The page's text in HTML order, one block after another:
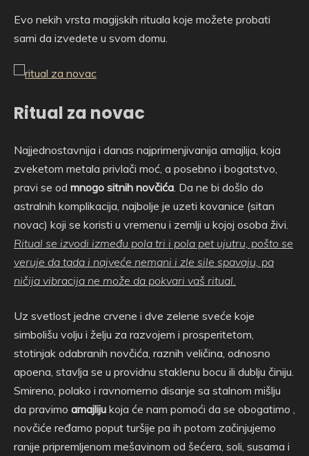
Evo nekih vrsta magijskih rituala koje možete probati
sami da izvedete u svom domu.
Ritual za novac
Najjednostavnija i danas najprimenjivanija amajlija, koja
zveketom metala privlači moć, a posebno i bogatstvo,
pravi se od mnogo sitnih novčića . Da ne bi došlo do
astralnih komplikacija, najbolje je uzeti kovanice (sitan
novac) koji se koristi u vremenu i zemlji u kojoj osoba živi.
Ritual se izvodi između pola tri i pola pet ujutru, pošto se
veruje da tada i najveće nemani i zle sile spavaju, pa
ničija vibracija ne može da pokvari vaš ritual.
Uz svetlost jedne crvene i dve zelene sveće koje
simbolišu volju i želju za razvojem i prosperitetom,
stotinjak odabranih novčića, raznih veličina, odnosno
apoena, stavlja se u providnu staklenu bocu ili dublju činiju.
Smireno, polako i ravnomerno disanje sa stalnom mišlju
da pravimo amajliju koja će nam pomoći da se obogatimo ,
novčiće ređamo poput turšije pa ih potom začinjujemo
ranije pripremljenom mešavinom od šećera, soli, susama i